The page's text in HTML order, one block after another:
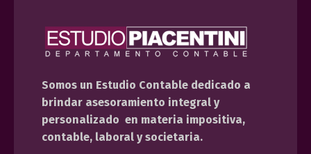
Somos un Estudio Contable dedicado a
brindar asesoramiento integral y
personalizado en materia impositiva,
contable, laboral y societaria.